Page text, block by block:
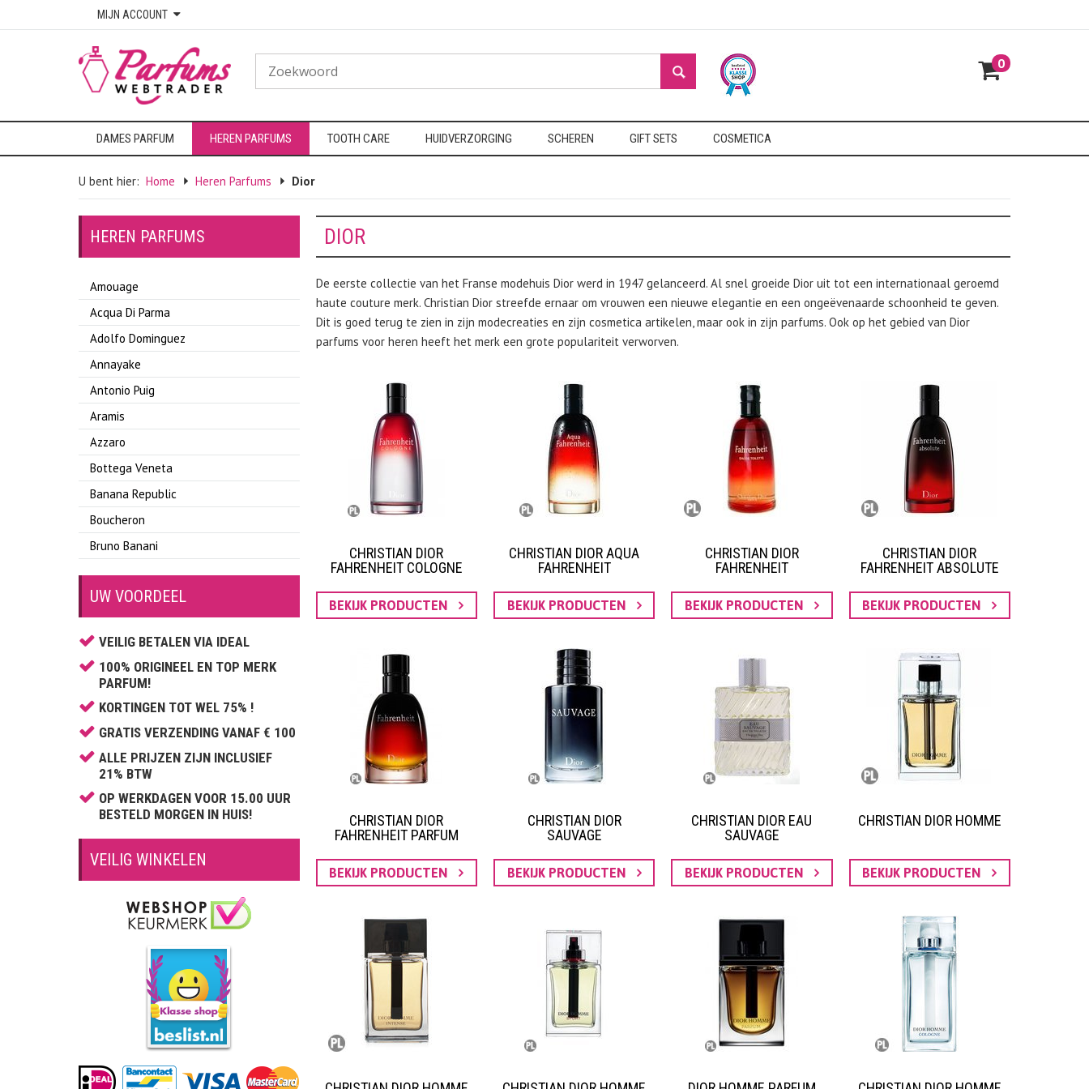
MIJN ACCOUNT
0
DAMES PARFUM HEREN PARFUMS TOOTH CARE HUIDVERZORGING SCHEREN GIFT SETS COSMETICA
U bent hier: Home Heren Parfums Dior
HEREN PARFUMS
Amouage
Acqua Di Parma
Adolfo Dominguez
Annayake
Antonio Puig
Aramis
Azzaro
Bottega Veneta
Banana Republic
Boucheron
Bruno Banani
Burberry
Bvlgari
Calvin Klein
Carolina Herrera
Caron
Cartier
Cerruti
Chopard
Claude Montana
Comme des Garçons
David Beckham
Davidoff
Dolce & Gabbana
Donna Karan
Dunhill
UW VOORDEEL
VEILIG BETALEN VIA IDEAL
100% ORIGINEEL EN TOP MERK
PARFUM!
KORTINGEN TOT WEL 75% !
GRATIS VERZENDING VANAF € 100
ALLE PRIJZEN ZIJN INCLUSIEF
21% BTW
OP WERKDAGEN VOOR 15.00 UUR
BESTELD MORGEN IN HUIS!
VEILIG WINKELEN
DIOR
De eerste collectie van het Franse modehuis Dior werd in 1947 gelanceerd. Al snel groeide Dior uit tot een internationaal geroemd
haute couture merk. Christian Dior streefde ernaar om vrouwen een nieuwe elegantie en een ongeëvenaarde schoonheid te geven.
Dit is goed terug te zien in zijn modecreaties en zijn cosmetica artikelen, maar ook in zijn parfums. Ook op het gebied van Dior
parfums voor heren heeft het merk een grote populariteit verworven.
CHRISTIAN DIOR
FAHRENHEIT COLOGNE
BEKIJK PRODUCTEN
CHRISTIAN DIOR AQUA
FAHRENHEIT
BEKIJK PRODUCTEN
CHRISTIAN DIOR
FAHRENHEIT
BEKIJK PRODUCTEN
CHRISTIAN DIOR
FAHRENHEIT ABSOLUTE
BEKIJK PRODUCTEN
CHRISTIAN DIOR
FAHRENHEIT PARFUM
BEKIJK PRODUCTEN
CHRISTIAN DIOR
SAUVAGE
BEKIJK PRODUCTEN
CHRISTIAN DIOR EAU
SAUVAGE
BEKIJK PRODUCTEN
CHRISTIAN DIOR HOMME
BEKIJK PRODUCTEN